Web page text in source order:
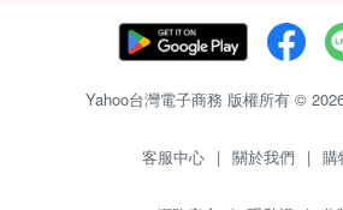
Yahoo台灣電子商務 版權所有 ©
客服中心 | 關於我們 | 購